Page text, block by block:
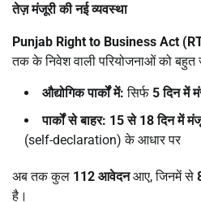
तेज़ मंजूरी की नई व्यवस्था
Punjab Right to Business Act
तक के निवेश वाली परियोजनाओं को बहुत
औद्योगिक पार्कों में: सिर्फ 5दिन में
पार्कों से बाहर: 15से 18दिन में
(self-declaration) के आधार पर
अब तक कुल 112 आवेदनआए, जिनमें से
है।